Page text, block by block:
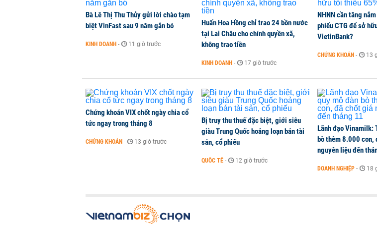
Công ty 100 tỷ của Huấn Hoa Hồng bỗng dưng ‘biến mất’, một công ty khác
Dự án Sheraton Phú Quốc bị buộc chấm dứt hoạt động
Bà Lê Thị Thu Thủy gửi lời chào tạm
biệt VinFast sau 9 năm gắn bó
KINH DOANH - 11 giờ trước
Huấn Hoa Hồng chỉ trao 24 bồn nước
tại Lai Châu cho chính quyền xã,
không trao tiền
KINH DOANH - 17 giờ trước
NHNN cần tăng
phiếu CTG để sở
VietinBank?
CHỨNG KHOÁN - 13
Chứng khoán VIX chốt ngày chia cổ
tức ngay trong tháng 8
CHỨNG KHOÁN - 13 giờ trước
Bị truy thu thuế đặc biệt, giới siêu
giàu Trung Quốc hoảng loạn bán tài
sản, cổ phiếu
QUỐC TẾ - 12 giờ trước
Lãnh đạo Vinamilk:
bò thêm 8.000 con,
nguyên liệu đến
DOANH NGHIỆP - 18